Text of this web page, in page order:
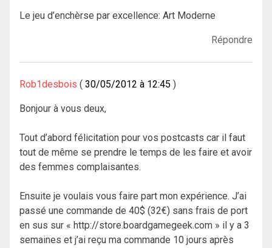
Le jeu d’enchèrse par excellence: Art Moderne
Répondre
Rob1desbois 30/05/2012 à 12:45
Bonjour à vous deux,
Tout d’abord félicitation pour vos postcasts car il faut
tout de même se prendre le temps de les faire et avoir
des femmes complaisantes.
Ensuite je voulais vous faire part mon expérience. J’ai
passé une commande de 40$ (32€) sans frais de port
en sus sur « http://store.boardgamegeek.com » il y a 3
semaines et j’ai reçu ma commande 10 jours après